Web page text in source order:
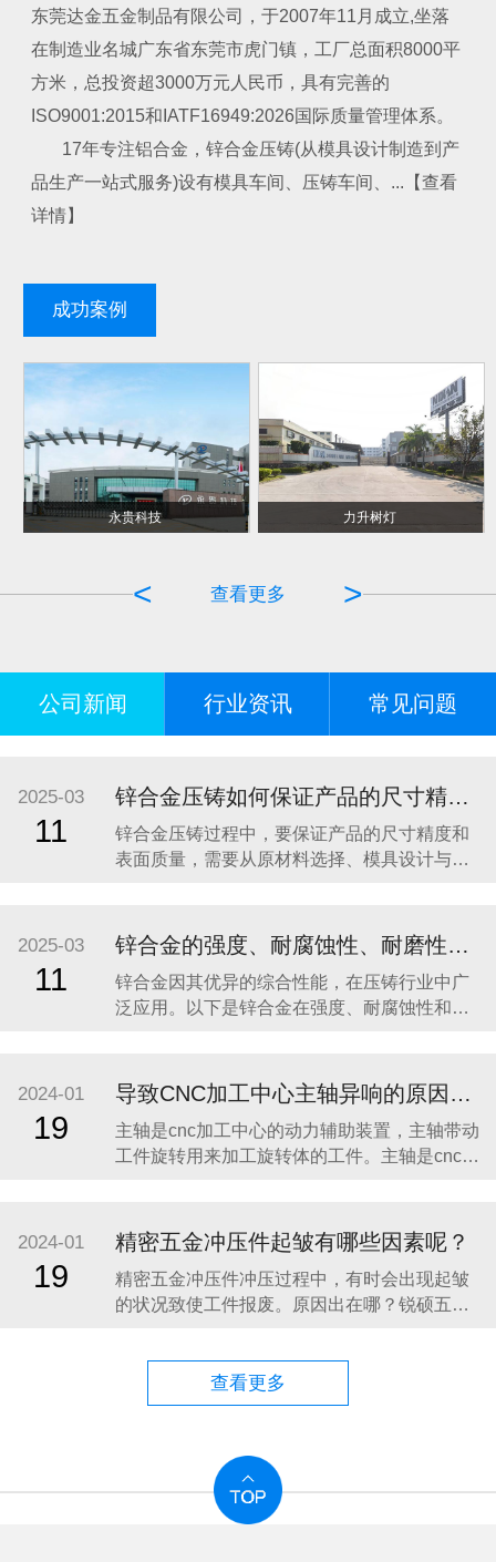
东莞达金五金制品有限公司，于2007年11月成立,坐落
在制造业名城广东省东莞市虎门镇，工厂总面积8000平
方米，总投资超3000万元人民币，具有完善的
ISO9001:2015和IATF16949:2026国际质量管理体系。
17年专注铝合金，锌合金压铸(从模具设计制造到产
品生产一站式服务)设有模具车间、压铸车间、...【查看
详情】
成功案例
永贵科技 力升树灯
>
查看更多
<
公司新闻 行业资讯 常见问题
2025-03
11
锌合金压铸如何保证产品的尺寸精度和表面质量？
锌合金压铸过程中，要保证产品的尺寸精度和
表面质量，需要从原材料选择、模具设计与制
一、原材料选择 选择高质量的锌合金原材料：
锌合金的成分对压铸件的性能和质量有直接影
响。应选用纯度高、杂质含量低的锌合金原
料，通
2025-03
11
锌合金的强度、耐腐蚀性、耐磨性如何？
锌合金因其优异的综合性能，在压铸行业中广
泛应用。以下是锌合金在强度、耐腐蚀性和耐
的锌合金强度有所差异： Zamak 系列：
Zamak 2 和 Zamak 5 的强度较高，抗拉强度通
常在 3
2024-01
19
导致CNC加工中心主轴异响的原因有哪些
主轴是cnc加工中心的动力辅助装置，主轴带动
工件旋转用来加工旋转体的工件。主轴是cnc加
员和维修人员必须掌握的基本知识。 在操作cnc
加工中心时，主轴难免会出现一些故障，具体
是什么原因导致的呢？ 不同种
2024-01
19
精密五金冲压件起皱有哪些因素呢？
精密五金冲压件冲压过程中，有时会出现起皱
的状况致使工件报废。原因出在哪？锐硕五金
润滑油要使用，但是不能使用过多；再者涂刷
位置不当。 2、压边力不够，压料面间隙不适宜
查看更多